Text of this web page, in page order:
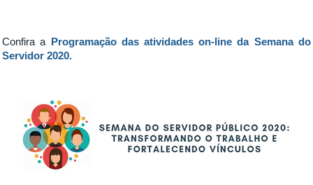
Confira a Programação das atividades on-line da Semana do
Servidor 2020.